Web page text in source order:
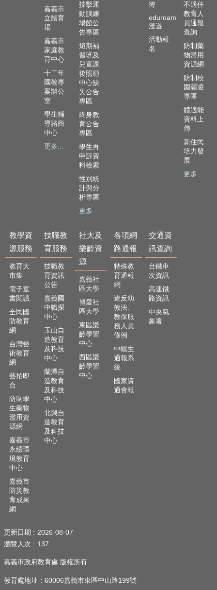
網
路
通
報
交
通
資
訊
查
回
頁
嘉
義
市
政
府
網
站
導
覽
訂
站
搜
嘉義市
立體育
場
嘉義市
家庭教
育中心
十二年
國教專
案辦公
室
學生輔
導諮商
中心
更多...
技擊運
動訓練
場館公
告專區
短期補
習班及
兒童課
後照顧
中心缺
失公告
專區
終身教
育公告
專區
學生再
申訴資
料檢索
性別統
計與分
析專區
更多...
簿
eduroam
漫遊
活動報
名
不適任
教育人
員通報
查詢
防制藥
物濫用
資源網
防制校
園霸凌
專區
體適能
資料上
傳
新住民
培力發
展
更多...
教學資
源服務
教育大
市集
電子童
書閱讀
全民國
防教育
網
台灣藝
術教育
網
藝拍即
合
防制學
生藥物
濫用資
源網
嘉義市
永續環
境教育
中心
嘉義市
防災教
育成果
網
技職教
育服務
技職教
育資訊
公告
嘉義國
中職探
中心
玉山自
造教育
及科技
中心
蘭潭自
造教育
及科技
中心
北興自
造教育
及科技
中心
社大及
樂齡資
源
嘉義社
區大學
博愛社
區大學
東區樂
齡學習
中心
西區樂
齡學習
中心
各項網
路通報
特殊教
育通報
網
違反幼
教法、
教保服
務人員
條例
中輟生
通報系
統
國家資
通會報
交通資
訊查詢
台鐵車
次資訊
高速鐵
路資訊
中央氣
象署
更新日期
2026-08-07
瀏覽人次
137
嘉義市政府教育處 版權所有
教育處地址：60006嘉義市東區中山路199號